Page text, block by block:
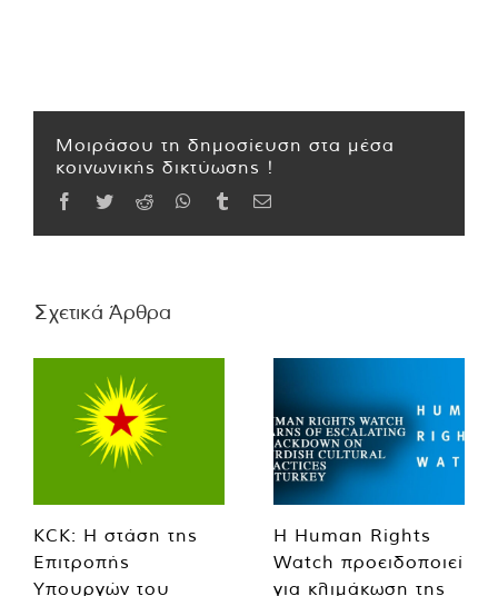
Μοιράσου τη δημοσίευση στα μέσα
κοινωνικής δικτύωσης !
Facebook
TwitterReddit WhatsApp
TumblrEmail
Σχετικά Άρθρα
KCK: Η στάση της
Επιτροπής
Υπουργών του
Η Human Rights
Watch προειδοποιεί
για κλιμάκωση της